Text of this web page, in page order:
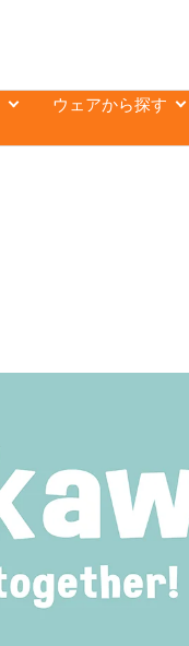
ウェアから探す